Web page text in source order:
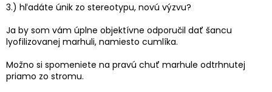
3.) hľadáte únik zo stereotypu, novú výzvu?
Ja by som vám úplne objektívne odporučil dať šancu
lyofilizovanej marhuli, namiesto cumlíka.
Možno si spomeniete na pravú chuť marhule odtrhnutej
priamo zo stromu.